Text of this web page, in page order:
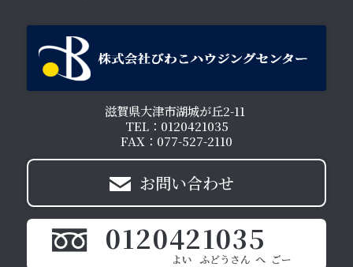
滋賀県大津市湖城が丘2-11
TEL：0120421035
FAX：077-527-2110
お問い合わせ
0120421035